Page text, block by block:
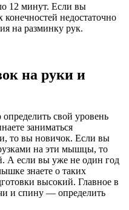
12 минут. Если вы
конечностей недостаточно
на разминку рук.
на руки и
свой уровень
заниматься
то вы новичок. Если вы
на эти мышцы, то
А если вы уже не один год
знаете о таких
высокий. Главное в
и спину — определить